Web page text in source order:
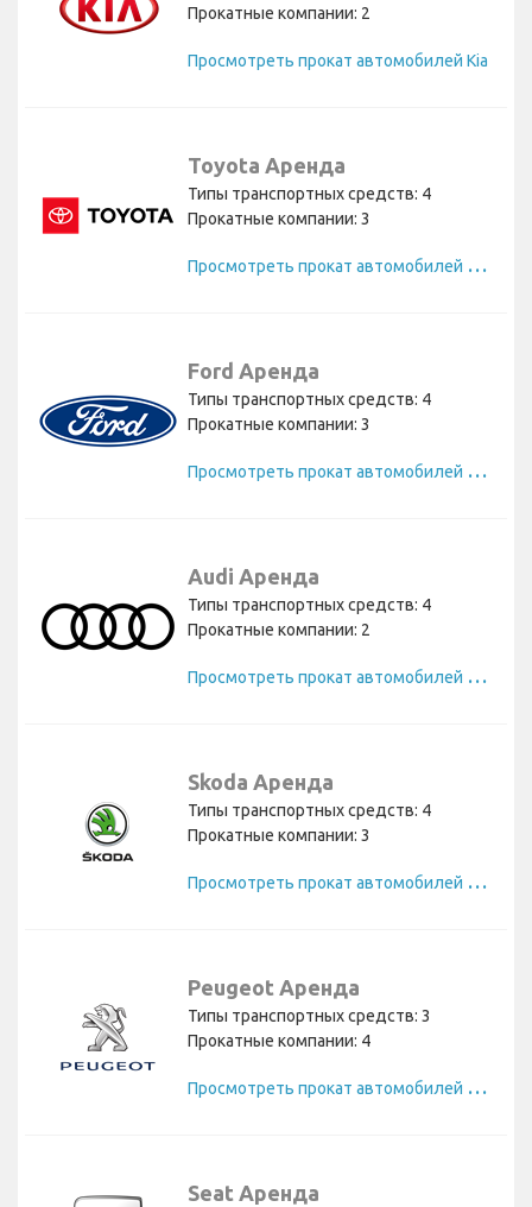
Прокатные компании: 2
Просмотреть прокат автомобилей Kia
Toyota Аренда
Типы транспортных средств: 4
Прокатные компании: 3
П
росмотреть прокат автомобилей Toyota
Ford Аренда
Типы транспортных средств: 4
Прокатные компании: 3
П
росмотреть прокат автомобилей Ford
Audi Аренда
Типы транспортных средств: 4
Прокатные компании: 2
П
росмотреть прокат автомобилей Audi
Skoda Аренда
Типы транспортных средств: 4
Прокатные компании: 3
П
росмотреть прокат автомобилей Skoda
Peugeot Аренда
Типы транспортных средств: 3
Прокатные компании: 4
П
росмотреть прокат автомобилей Peugeot
Seat Аренда